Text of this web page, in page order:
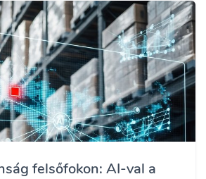
felsőfokon: AI-val a